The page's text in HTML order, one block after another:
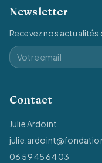
Newsletter
Recevez nos
Contact
Julie Ardoint
06 59 45 64 03